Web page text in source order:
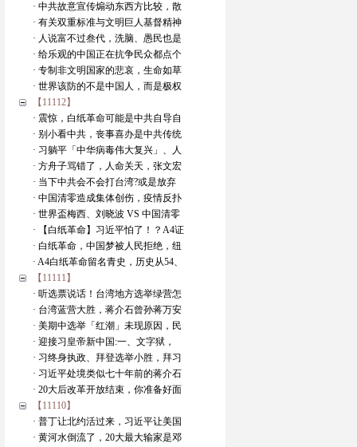
· 中共故意宣传煽动东西方比较，散
· 有关双重标准与文明巨人基督精神
· 人说富不过叁代，洗脑、愚民也是
· 给乐观的中国正在抗争民众都点个
· 专制非文明国家的悲哀，生命如草
· 世界该防的不是中国人，而是极权
【11112】
· 震惊，白纸革命可能是中共自导自
· 别小看中共，丧事喜办是中共传统
· 习躺平「中华病毒伟大复兴」、人
· 方舟子骂错了，人命关天，张文宏
· 当下中共会不会打台湾?或是放弃
· 中国清零造成集体创伤，疫情反扑
· 世界盃梅西、刘晓波 VS 中国清零
· 【白纸革命】习近平怕了！？A4证
· 白纸革命，中国梦被人民拒绝，纽
· A4白纸革命留名青史，历史从54、
【11111】
· 听选票说话！台湾地方选举绿营怎
· 台湾蓝营大胜，蒋介石曾孙蒋万安
· 美期中选举「红潮」未现原因，民
· 迎接习皇帝新中国:一、文字狱，
· 习终身执政、拜登选举小胜，拜习
· 习近平处境类似七十年前的蒋介石
· 20大后改革开放结束，你准备好面
【11110】
· 普丁让北约活过来，习近平让美国
· 黄河水倒流了，20大最大输家是邓